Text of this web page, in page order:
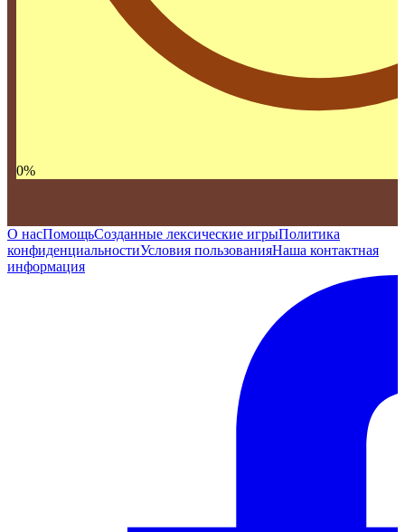
0%
О насПомощьСозданные лексические игрыПолитика
конфиденциальностиУсловия пользованияНаша контактная
информация